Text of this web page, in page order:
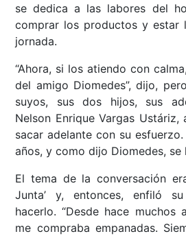
se dedica a las labores del
comprar los productos y estar
jornada.
“Ahora, si los atiendo con
del amigo Diomedes”, dijo,
suyos, sus dos hijos, sus
Nelson Enrique Vargas
sacar adelante con su
años, y como dijo Diomedes, se
El tema de la conversación
Junta’ y, entonces, enfiló
hacerlo. “Desde hace muchos
me compraba empanadas.